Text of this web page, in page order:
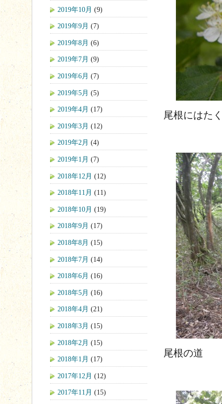
尾根にはた
尾根の道
2019年10月 (9)
2019年9月 (7)
2019年8月 (6)
2019年7月 (9)
2019年6月 (7)
2019年5月 (5)
2019年4月 (17)
2019年3月 (12)
2019年2月 (4)
2019年1月 (7)
2018年12月 (12)
2018年11月 (11)
2018年10月 (19)
2018年9月 (17)
2018年8月 (15)
2018年7月 (14)
2018年6月 (16)
2018年5月 (16)
2018年4月 (21)
2018年3月 (15)
2018年2月 (15)
2018年1月 (17)
2017年12月 (12)
2017年11月 (15)